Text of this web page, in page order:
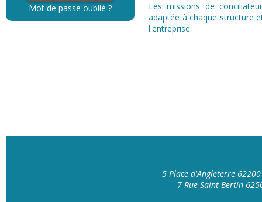
Mot de passe oublié ?
Les missions de
adaptée à chaque structure
l'entreprise.
5 Place d'Angleterre
7 Rue Saint Bertin